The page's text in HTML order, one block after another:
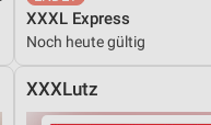
XXXL Express
Noch heute gültig
XXXLutz